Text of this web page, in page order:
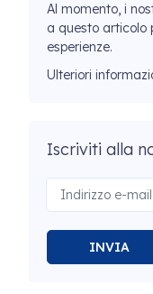
Al momento, i
a questo articolo
esperienze.
Ulteriori
Iscriviti alla
INVIA